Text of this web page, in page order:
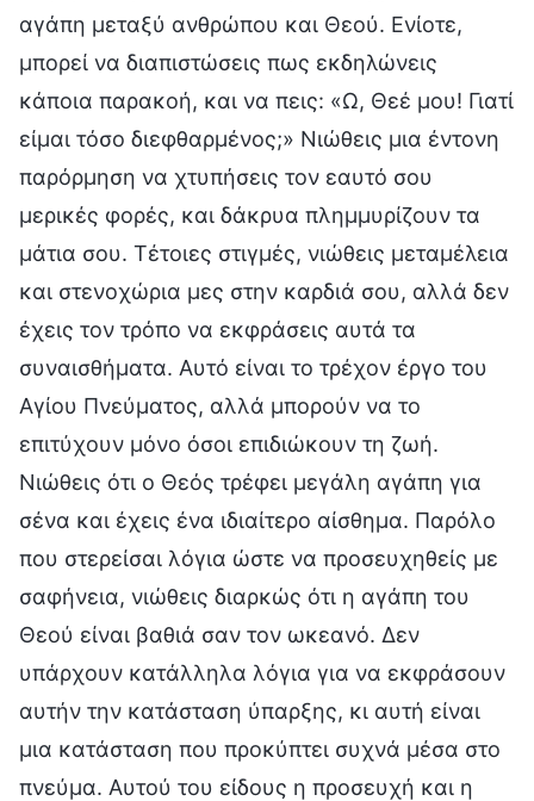
αγάπη μεταξύ ανθρώπου και Θεού. Ενίοτε,
μπορεί να διαπιστώσεις πως εκδηλώνεις
κάποια παρακοή, και να πεις: «Ω, Θεέ μου! Γιατί
είμαι τόσο διεφθαρμένος;» Νιώθεις μια έντονη
παρόρμηση να χτυπήσεις τον εαυτό σου
μερικές φορές, και δάκρυα πλημμυρίζουν τα
μάτια σου. Τέτοιες στιγμές, νιώθεις μεταμέλεια
και στενοχώρια μες στην καρδιά σου, αλλά δεν
έχεις τον τρόπο να εκφράσεις αυτά τα
συναισθήματα. Αυτό είναι το τρέχον έργο του
Αγίου Πνεύματος, αλλά μπορούν να το
επιτύχουν μόνο όσοι επιδιώκουν τη ζωή.
Νιώθεις ότι ο Θεός τρέφει μεγάλη αγάπη για
σένα και έχεις ένα ιδιαίτερο αίσθημα. Παρόλο
που στερείσαι λόγια ώστε να προσευχηθείς με
σαφήνεια, νιώθεις διαρκώς ότι η αγάπη του
Θεού είναι βαθιά σαν τον ωκεανό. Δεν
υπάρχουν κατάλληλα λόγια για να εκφράσουν
αυτήν την κατάσταση ύπαρξης, κι αυτή είναι
μια κατάσταση που προκύπτει συχνά μέσα στο
πνεύμα. Αυτού του είδους η προσευχή και η